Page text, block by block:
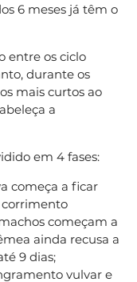
6 meses já têm o
entre os ciclo
durante os
mais curtos ao
a
em 4 fases:
começa a ficar
corrimento
começam a
ainda recusa a
9 dias;
vulvar e